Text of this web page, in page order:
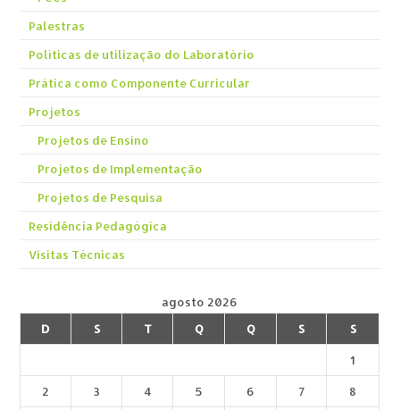
Palestras
Políticas de utilização do Laboratório
Prática como Componente Curricular
Projetos
Projetos de Ensino
Projetos de Implementação
Projetos de Pesquisa
Residência Pedagógica
Visitas Técnicas
agosto 2026
D
S T Q Q S S
1
2 3 4 5 6 7 8